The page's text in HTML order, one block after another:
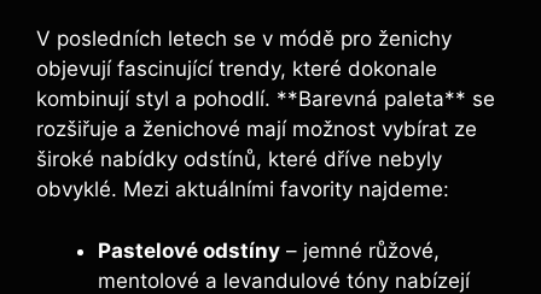
V posledních letech se v módě pro ženichy
objevují fascinující trendy, které dokonale
kombinují styl a pohodlí. **Barevná paleta** se
rozšiřuje a ženichové mají možnost vybírat ze
široké nabídky odstínů, které dříve nebyly
obvyklé. Mezi aktuálními favority najdeme:
Pastelové odstíny – jemné růžové,
mentolové a levandulové tóny nabízejí